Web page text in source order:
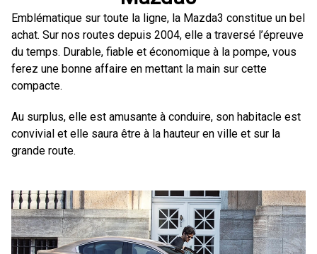
Emblématique sur toute la ligne, la Mazda3 constitue un bel
achat. Sur nos routes depuis 2004, elle a traversé l’épreuve
du temps. Durable, fiable et économique à la pompe, vous
ferez une bonne affaire en mettant la main sur cette
compacte.
Au surplus, elle est amusante à conduire, son habitacle est
convivial et elle saura être à la hauteur en ville et sur la
grande route.